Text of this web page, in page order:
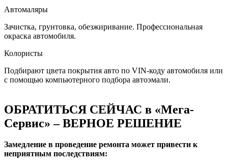
Автомаляры
Зачистка, грунтовка, обезжиривание. Профессиональная
окраска автомобиля.
Колористы
Подбирают цвета покрытия авто по VIN-коду автомобиля или
с помощью компьютерного подбора автоэмали.
ОБРАТИТЬСЯ СЕЙЧАС в «Мега-
Сервис» – ВЕРНОЕ РЕШЕНИЕ
Замедление в проведение ремонта может привести к
неприятным последствиям: